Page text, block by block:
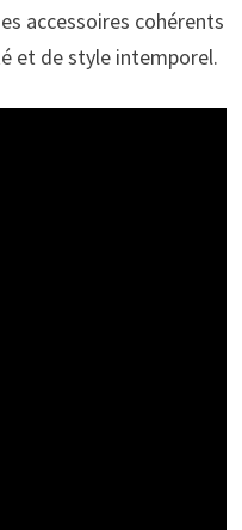
accessoires cohérents
et de style intemporel.